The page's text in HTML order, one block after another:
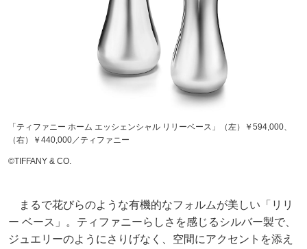
「ティファニー ホーム エッシェンシャル リリーベース」（左）￥594,000、
（右）￥440,000／ティファニー
©️TIFFANY & CO.
まるで花びらのような有機的なフォルムが美しい「リリ
ー ベース」。ティファニーらしさを感じるシルバー製で、
ジュエリーのようにさりげなく、空間にアクセントを添え